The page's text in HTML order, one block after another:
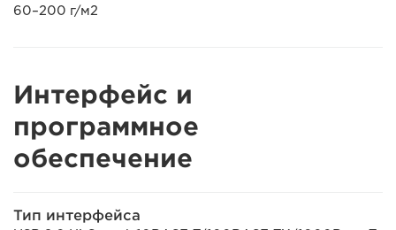
60–200 г/м2
Интерфейс и
программное
обеспечение
Тип интерфейса